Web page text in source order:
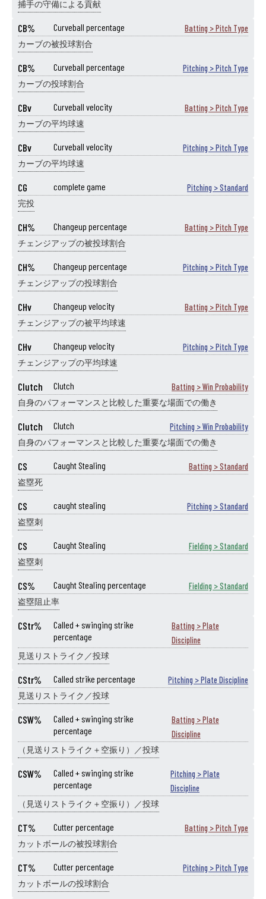
捕手の守備による貢献
CB% Curveball percentage Batting > Pitch Type
カーブの被投球割合
CB% Curveball percentage Pitching > Pitch Type
カーブの投球割合
CBv Curveball velocity Batting > Pitch Type
カーブの平均球速
CBv Curveball velocity Pitching > Pitch Type
カーブの平均球速
CG complete game Pitching > Standard
完投
CH% Changeup percentage Batting > Pitch Type
チェンジアップの被投球割合
CH% Changeup percentage Pitching > Pitch Type
チェンジアップの投球割合
CHv Changeup velocity Batting > Pitch Type
チェンジアップの被平均球速
CHv Changeup velocity Pitching > Pitch Type
チェンジアップの平均球速
Clutch Clutch Batting > Win Probability
自身のパフォーマンスと比較した重要な場面での働き
Clutch Clutch Pitching > Win Probability
自身のパフォーマンスと比較した重要な場面での働き
CS Caught Stealing Batting > Standard
盗塁死
CS caught stealing Pitching > Standard
盗塁刺
CS Caught Stealing Fielding > Standard
盗塁刺
CS% Caught Stealing percentage Fielding > Standard
盗塁阻止率
CStr%
Called + swinging strike
percentage
Batting > Plate
Discipline
見送りストライク／投球
CStr% Called strike percentage Pitching > Plate Discipline
見送りストライク／投球
CSW%
Called + swinging strike
percentage
Batting > Plate
Discipline
（見送りストライク＋空振り）／投球
CSW%
Called + swinging strike
percentage
Pitching > Plate
Discipline
（見送りストライク＋空振り）／投球
CT% Cutter percentage Batting > Pitch Type
カットボールの被投球割合
CT% Cutter percentage Pitching > Pitch Type
カットボールの投球割合